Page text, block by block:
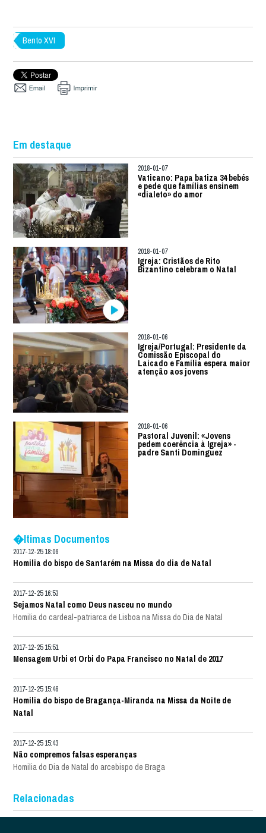
Bento XVI
Em destaque
2018-01-07
Vaticano: Papa batiza 34 bebés
e pede que famílias ensinem
«dialeto» do amor
2018-01-07
Igreja: Cristãos de Rito
Bizantino celebram o Natal
2018-01-06
Igreja/Portugal: Presidente da
Comissão Episcopal do
Laicado e Família espera maior
atenção aos jovens
2018-01-06
Pastoral Juvenil: «Jovens
pedem coerência à Igreja» -
padre Santi Dominguez
�ltimas Documentos
2017-12-25 18:06
Homilia do bispo de Santarém na Missa do dia de Natal
2017-12-25 16:53
Sejamos Natal como Deus nasceu no mundo
Homilia do cardeal-patriarca de Lisboa na Missa do Dia de Natal
2017-12-25 15:51
Mensagem Urbi et Orbi do Papa Francisco no Natal de 2017
2017-12-25 15:46
Homilia do bispo de Bragança-Miranda na Missa da Noite de
Natal
2017-12-25 15:43
Não compremos falsas esperanças
Homilia do Dia de Natal do arcebispo de Braga
Relacionadas